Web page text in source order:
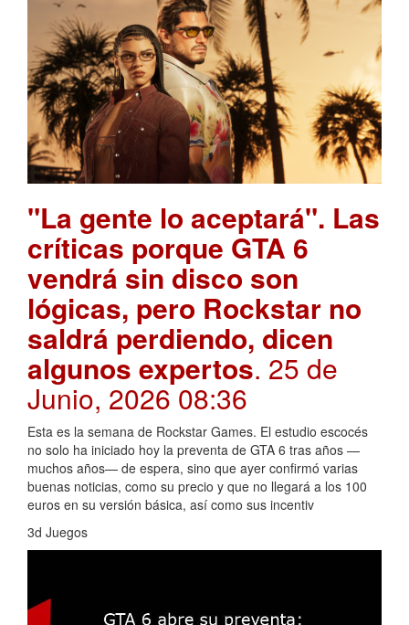
"La gente lo aceptará". Las
críticas porque GTA 6
vendrá sin disco son
lógicas, pero Rockstar no
saldrá perdiendo, dicen
algunos expertos. 25 de
Junio, 2026 08:36
Esta es la semana de Rockstar Games. El estudio escocés
no solo ha iniciado hoy la preventa de GTA 6 tras años —
muchos años— de espera, sino que ayer confirmó varias
buenas noticias, como su precio y que no llegará a los 100
euros en su versión básica, así como sus incentiv
3d Juegos